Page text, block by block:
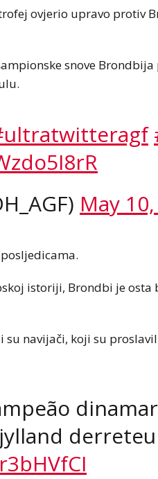
ovjerio upravo protiv
snove
May
istoriji, Brondbi je
su navijači, koji su